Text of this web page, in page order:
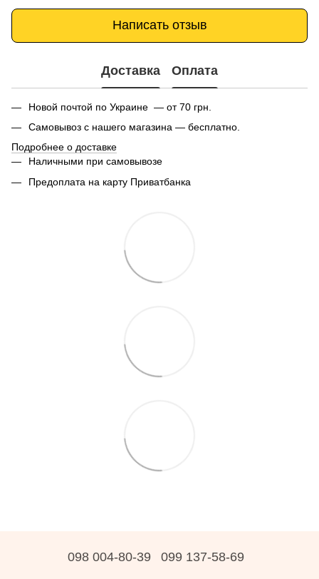
Написать отзыв
Доставка Оплата
Новой почтой по Украине — от 70 грн.
Самовывоз с нашего магазина — бесплатно.
Подробнее о доставке
Наличными при самовывозе
Предоплата на карту Приватбанка
098 004-80-39 099 137-58-69